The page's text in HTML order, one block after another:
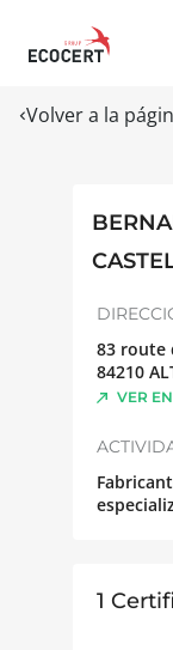
Volver a la
83 route
84210
VER
1